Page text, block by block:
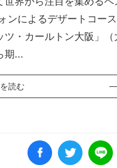
ンによるデザートコース
・カールトン大阪」（
期...
読む